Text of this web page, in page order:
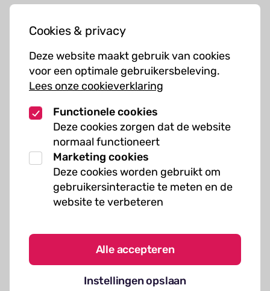
Cookies & privacy
Deze website maakt gebruik van cookies
voor een optimale gebruikersbeleving.
Lees onze cookieverklaring
Functionele cookies
Deze cookies zorgen dat de website
normaal functioneert
Marketing cookies
Deze cookies worden gebruikt om
gebruikersinteractie te meten en de
website te verbeteren
Alle accepteren
Instellingen opslaan
Muziekcursussen
Kunst cursussen
Over ons
Organisatie
Werken bij Kielzog
Veelgestelde vragen
Algemene voorwaarden